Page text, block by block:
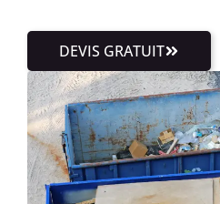
DEVIS GRATUIT